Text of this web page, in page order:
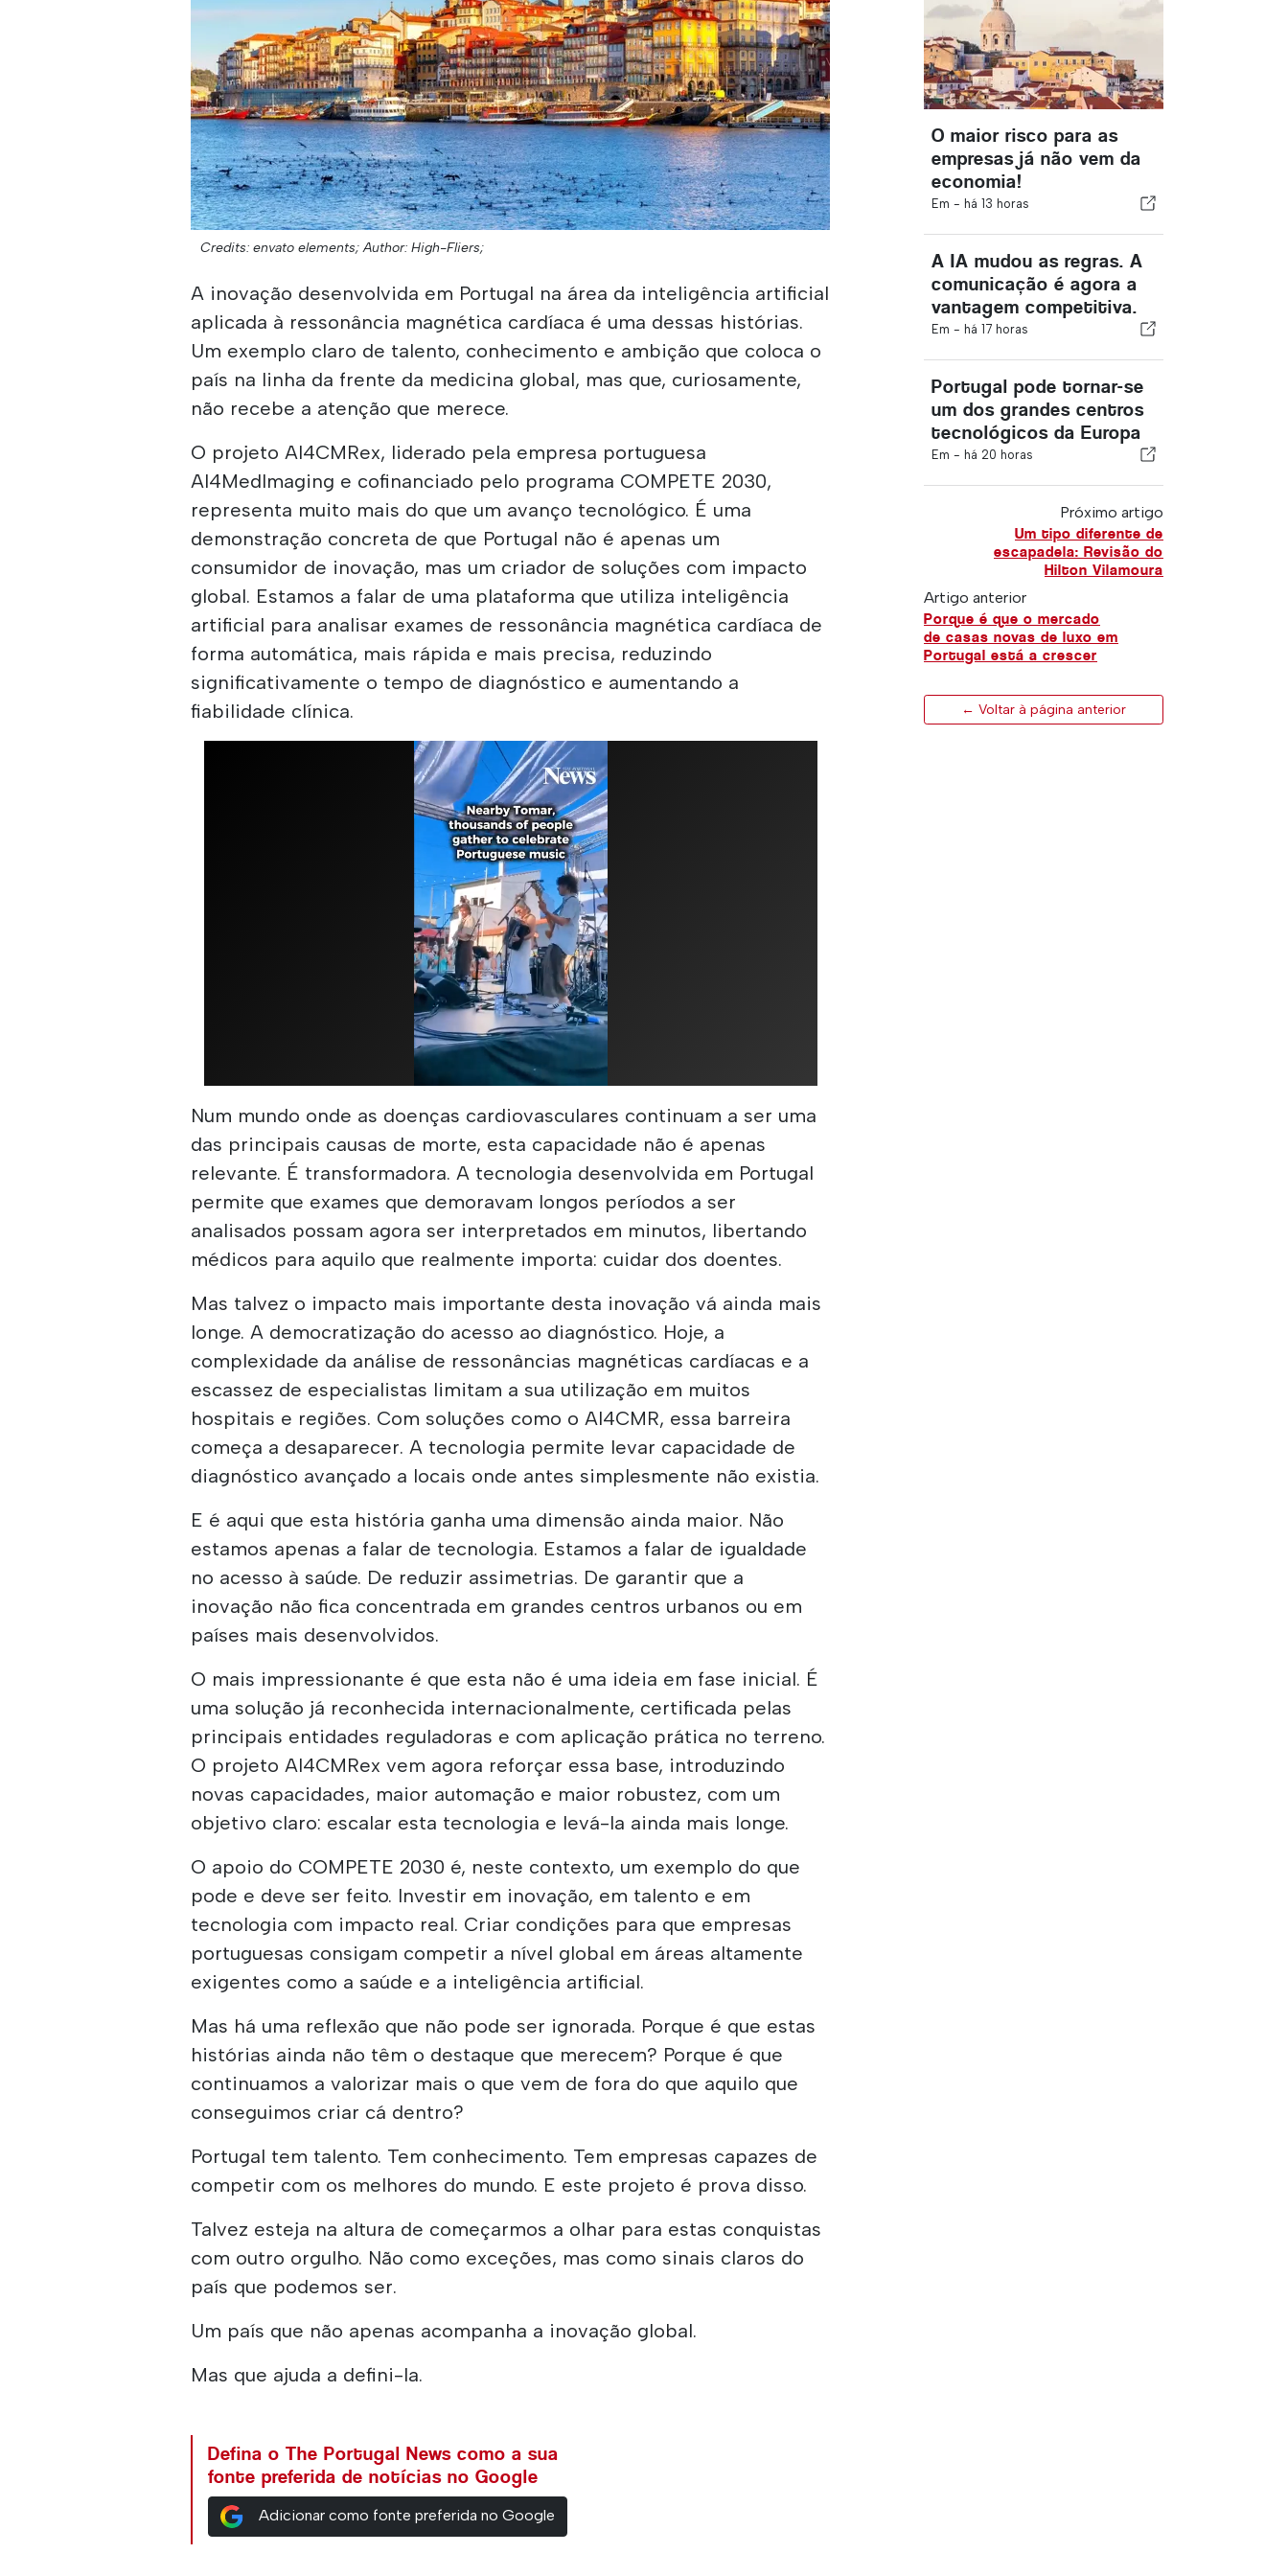
Credits: envato elements; Author: High-Fliers;
A inovação desenvolvida em Portugal na área da inteligência artificial
aplicada à ressonância magnética cardíaca é uma dessas histórias.
Um exemplo claro de talento, conhecimento e ambição que coloca o
país na linha da frente da medicina global, mas que, curiosamente,
não recebe a atenção que merece.
O projeto AI4CMRex, liderado pela empresa portuguesa
AI4MedImaging e cofinanciado pelo programa COMPETE 2030,
representa muito mais do que um avanço tecnológico. É uma
demonstração concreta de que Portugal não é apenas um
consumidor de inovação, mas um criador de soluções com impacto
global. Estamos a falar de uma plataforma que utiliza inteligência
artificial para analisar exames de ressonância magnética cardíaca de
forma automática, mais rápida e mais precisa, reduzindo
significativamente o tempo de diagnóstico e aumentando a
fiabilidade clínica.
Num mundo onde as doenças cardiovasculares continuam a ser uma
das principais causas de morte, esta capacidade não é apenas
relevante. É transformadora. A tecnologia desenvolvida em Portugal
permite que exames que demoravam longos períodos a ser
analisados possam agora ser interpretados em minutos, libertando
médicos para aquilo que realmente importa: cuidar dos doentes.
Mas talvez o impacto mais importante desta inovação vá ainda mais
longe. A democratização do acesso ao diagnóstico. Hoje, a
complexidade da análise de ressonâncias magnéticas cardíacas e a
escassez de especialistas limitam a sua utilização em muitos
hospitais e regiões. Com soluções como o AI4CMR, essa barreira
começa a desaparecer. A tecnologia permite levar capacidade de
diagnóstico avançado a locais onde antes simplesmente não existia.
E é aqui que esta história ganha uma dimensão ainda maior. Não
estamos apenas a falar de tecnologia. Estamos a falar de igualdade
no acesso à saúde. De reduzir assimetrias. De garantir que a
inovação não fica concentrada em grandes centros urbanos ou em
países mais desenvolvidos.
O mais impressionante é que esta não é uma ideia em fase inicial. É
uma solução já reconhecida internacionalmente, certificada pelas
principais entidades reguladoras e com aplicação prática no terreno.
O projeto AI4CMRex vem agora reforçar essa base, introduzindo
novas capacidades, maior automação e maior robustez, com um
objetivo claro: escalar esta tecnologia e levá-la ainda mais longe.
O apoio do COMPETE 2030 é, neste contexto, um exemplo do que
pode e deve ser feito. Investir em inovação, em talento e em
tecnologia com impacto real. Criar condições para que empresas
portuguesas consigam competir a nível global em áreas altamente
exigentes como a saúde e a inteligência artificial.
Mas há uma reflexão que não pode ser ignorada. Porque é que estas
histórias ainda não têm o destaque que merecem? Porque é que
continuamos a valorizar mais o que vem de fora do que aquilo que
conseguimos criar cá dentro?
Portugal tem talento. Tem conhecimento. Tem empresas capazes de
competir com os melhores do mundo. E este projeto é prova disso.
Talvez esteja na altura de começarmos a olhar para estas conquistas
com outro orgulho. Não como exceções, mas como sinais claros do
país que podemos ser.
Um país que não apenas acompanha a inovação global.
Mas que ajuda a defini-la.
Defina o The Portugal News como a sua
fonte preferida de notícias no Google
Adicionar como fonte preferida no Google
O maior risco para as
empresas já não vem da
economia!
Em - há 13 horas
A IA mudou as regras. A
comunicação é agora a
vantagem competitiva.
Em - há 17 horas
Portugal pode tornar-se
um dos grandes centros
tecnológicos da Europa
Em - há 20 horas
Próximo artigo
Um tipo diferente de
escapadela: Revisão do
Hilton Vilamoura
Artigo anterior
Porque é que o mercado
de casas novas de luxo em
Portugal está a crescer
← Voltar à página anterior